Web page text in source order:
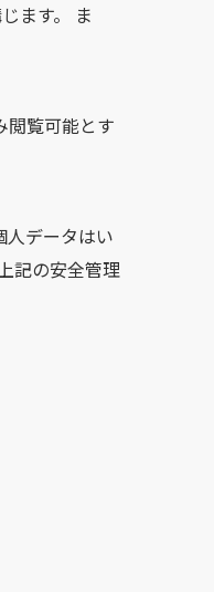
ます。 ま
閲覧可能とす
人データはい
記の安全管理